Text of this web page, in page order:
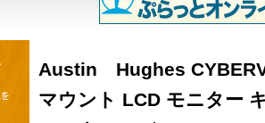
Austin Hughes
マウント LCD モニター